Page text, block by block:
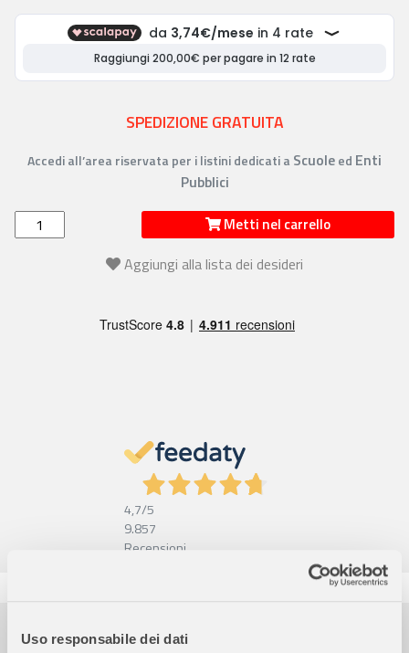
Uso responsabile dei dati
SPEDIZIONE GRATUITA
Accedi all’area riservata per i listini dedicati a Scuoleed Enti
Pubblici
Metti nel carrello
Aggiungi alla lista dei desideri
4,7/5
9.857
Recensioni